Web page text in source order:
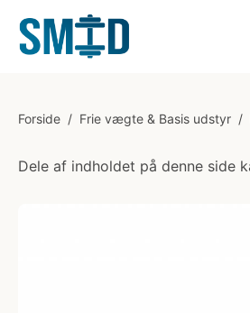
Forside / Frie vægte & Basis udstyr /
Dele af indholdet på denne side